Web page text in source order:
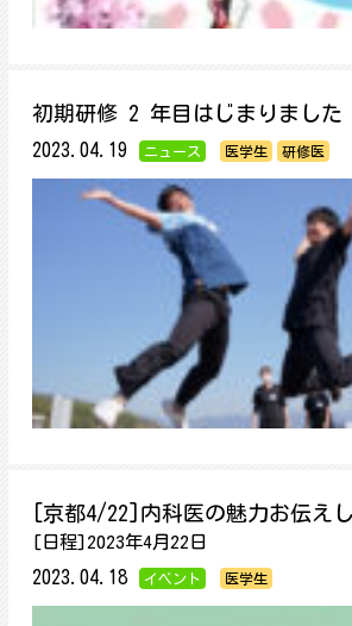
初期研修 2 年目はじまりました
2023.04.19 ニュース 医学生 研修医
[京都4/22]内科医の魅力お伝えし
[日程]2023年4月22日
2023.04.18
イベント 医学生